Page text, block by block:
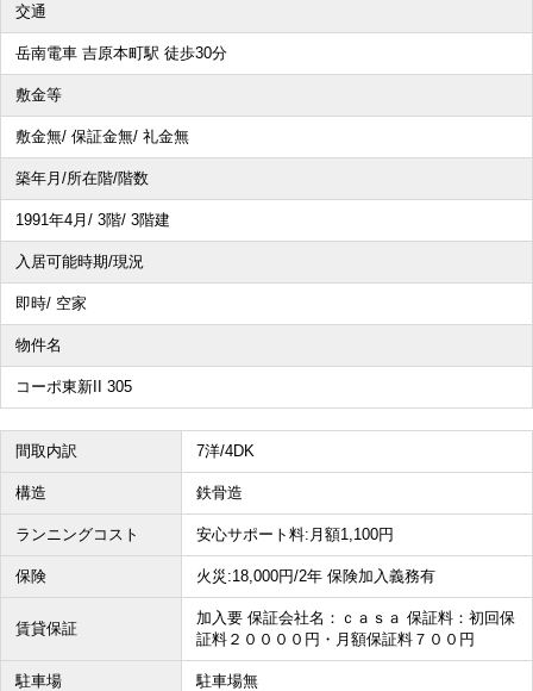
収益物件
その他、こだわり条件で探す
交通
岳南電車 吉原本町駅 徒歩30分
敷金等
敷金無/ 保証金無/ 礼金無
築年月/所在階/階数
1991年4月/ 3階/ 3階建
入居可能時期/現況
即時/ 空家
物件名
コーポ東新II 305
間取内訳 7洋/4DK
構造 鉄骨造
ランニングコスト 安心サポート料:月額1,100円
保険 火災:18,000円/2年 保険加入義務有
賃貸保証
加入要 保証会社名：ｃａｓａ 保証料：初回保
証料２００００円・月額保証料７００円
駐車場 駐車場無